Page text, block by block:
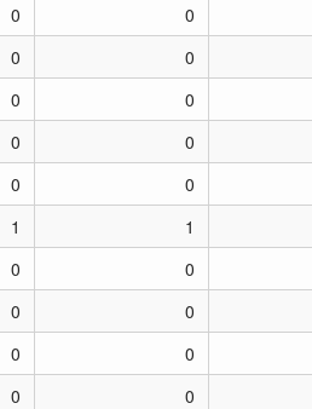
0 0
0 0
0 0
0 0
0 0
1 1
0 0
0 0
0 0
0 0